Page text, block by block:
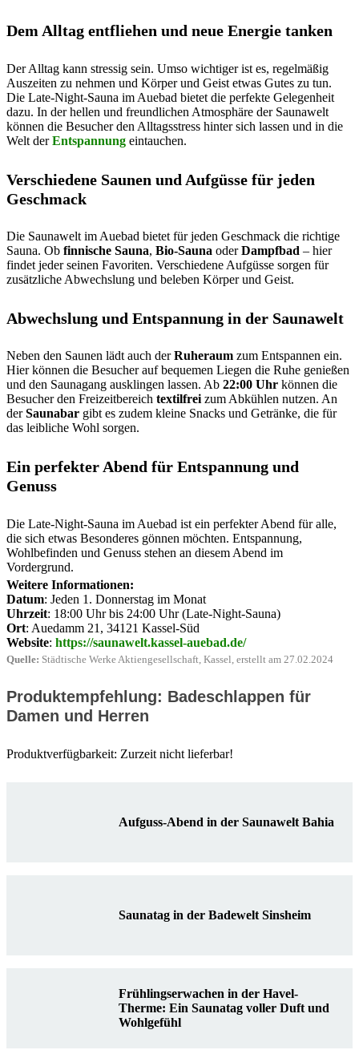
Dem Alltag entfliehen und neue Energie tanken
Der Alltag kann stressig sein. Umso wichtiger ist es, regelmäßig
Auszeiten zu nehmen und Körper und Geist etwas Gutes zu tun.
Die Late-Night-Sauna im Auebad bietet die perfekte Gelegenheit
dazu. In der hellen und freundlichen Atmosphäre der Saunawelt
können die Besucher den Alltagsstress hinter sich lassen und in die
Welt derEntspannung eintauchen.
Verschiedene Saunen und Aufgüsse für jeden
Geschmack
Die Saunawelt im Auebad bietet für jeden Geschmack die richtige
Sauna. Ob finnische Sauna, Bio-Sauna oderDampfbad – hier
findet jeder seinen Favoriten. Verschiedene Aufgüsse sorgen für
zusätzliche Abwechslung und beleben Körper und Geist.
Abwechslung und Entspannung in der Saunawelt
Neben den Saunen lädt auch derRuheraum zum Entspannen ein.
Hier können die Besucher auf bequemen Liegen die Ruhe genießen
und den Saunagang ausklingen lassen. Ab 22:00 Uhr können die
Besucher den Freizeitbereich textilfrei zum Abkühlen nutzen. An
derSaunabar gibt es zudem kleine Snacks und Getränke, die für
das leibliche Wohl sorgen.
Ein perfekter Abend für Entspannung und
Genuss
Die Late-Night-Sauna im Auebad ist ein perfekter Abend für alle,
die sich etwas Besonderes gönnen möchten. Entspannung,
Wohlbefinden und Genuss stehen an diesem Abend im
Vordergrund.
Weitere Informationen:
Datum: Jeden 1. Donnerstag im Monat
Uhrzeit: 18:00 Uhr bis 24:00 Uhr (Late-Night-Sauna)
Ort: Auedamm 21, 34121 Kassel-Süd
Website: https://saunawelt.kassel-auebad.de/
Quelle: Städtische Werke Aktiengesellschaft, Kassel, erstellt am 27.02.2024
Produktempfehlung: Badeschlappen für
Damen und Herren
Produktverfügbarkeit: Zurzeit nicht lieferbar!
Aufguss-Abend in der Saunawelt Bahia
Saunatag in der Badewelt Sinsheim
Frühlingserwachen in der Havel-
Therme: Ein Saunatag voller Duft und
Wohlgefühl